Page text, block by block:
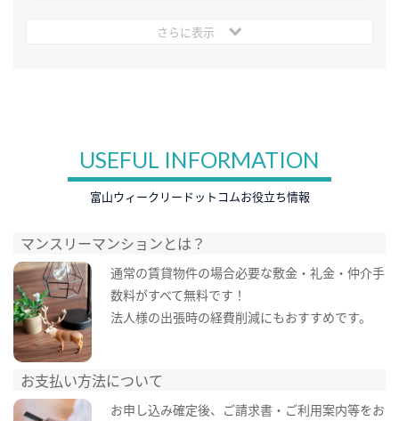
さらに表示
USEFUL INFORMATION
富山ウィークリードットコムお役立ち情報
マンスリーマンションとは？
通常の賃貸物件の場合必要な敷金・礼金・仲介手
数料がすべて無料です！
法人様の出張時の経費削減にもおすすめです。
お支払い方法について
お申し込み確定後、ご請求書・ご利用案内等をお